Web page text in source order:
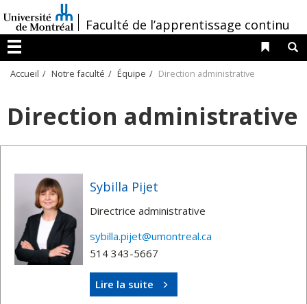
au
contenu
/Faculté de l’apprentissage continu
Menu
Liens
Accueil Notre faculté Équipe Direction administrative
Direction administrative
Sybilla Pijet
Directrice administrative
sybilla.pijet@umontreal.ca
514 343-5667
Lire la suite